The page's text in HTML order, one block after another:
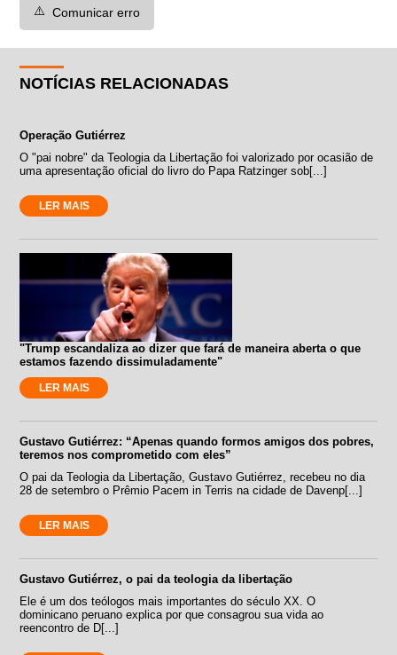
⚠️ Comunicar erro
NOTÍCIAS RELACIONADAS
Operação Gutiérrez
O "pai nobre" da Teologia da Libertação foi valorizado por ocasião de
uma apresentação oficial do livro do Papa Ratzinger sob[...]
LER MAIS
"Trump escandaliza ao dizer que fará de maneira aberta o que
estamos fazendo dissimuladamente"
LER MAIS
Gustavo Gutiérrez: “Apenas quando formos amigos dos pobres,
teremos nos comprometido com eles”
O pai da Teologia da Libertação, Gustavo Gutiérrez, recebeu no dia
28 de setembro o Prêmio Pacem in Terris na cidade de Davenp[...]
LER MAIS
Gustavo Gutiérrez, o pai da teologia da libertação
Ele é um dos teólogos mais importantes do século XX. O
dominicano peruano explica por que consagrou sua vida ao
reencontro de D[...]